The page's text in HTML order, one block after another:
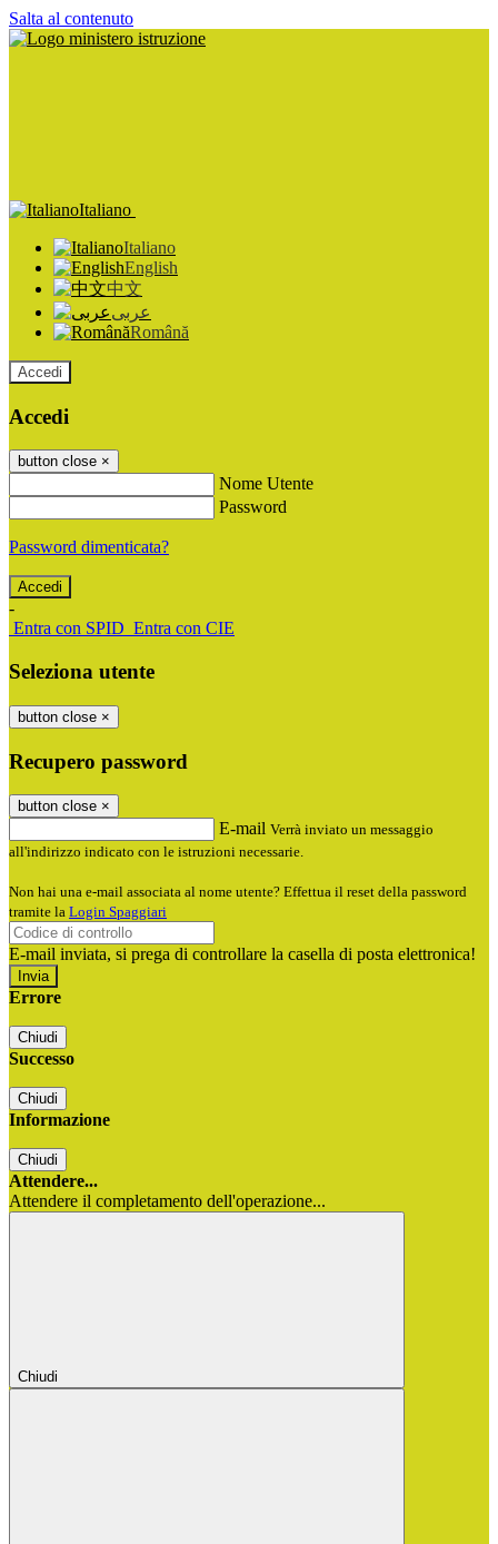
Salta al contenuto
Italiano
Italiano
English
中文
عربى
Română
Accedi
Accedi
button close ×
Nome Utente
Password
Password dimenticata?
-
Entra con SPID Entra con CIE
Seleziona utente
button close ×
Recupero password
button close ×
E-mail Verrà inviato un messaggio
all'indirizzo indicato con le istruzioni necessarie.
Non hai una e-mail associata al nome utente? Effettua il reset della password
tramite la Login Spaggiari
E-mail inviata, si prega di controllare la casella di posta elettronica!
Errore
Chiudi
Successo
Chiudi
Informazione
Chiudi
Attendere...
Attendere il completamento dell'operazione...
Chiudi